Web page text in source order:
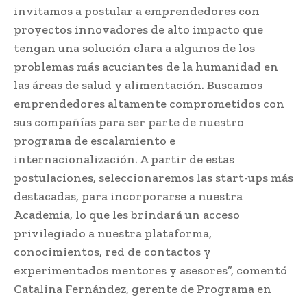
invitamos a postular a emprendedores con
proyectos innovadores de alto impacto que
tengan una solución clara a algunos de los
problemas más acuciantes de la humanidad en
las áreas de salud y alimentación. Buscamos
emprendedores altamente comprometidos con
sus compañías para ser parte de nuestro
programa de escalamiento e
internacionalización. A partir de estas
postulaciones, seleccionaremos las start-ups más
destacadas, para incorporarse a nuestra
Academia, lo que les brindará un acceso
privilegiado a nuestra plataforma,
conocimientos, red de contactos y
experimentados mentores y asesores”, comentó
Catalina Fernández, gerente de Programa en